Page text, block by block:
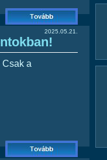
2025.05.21.
Csak a